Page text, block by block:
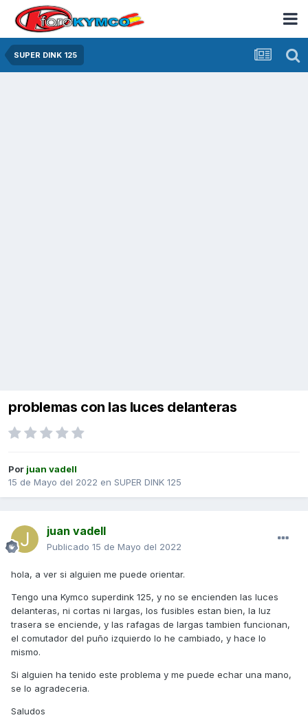
SUPER DINK 125
problemas con las luces delanteras
Por juan vadell
15 de Mayo del 2022 en SUPER DINK 125
juan vadell
Publicado 15 de Mayo del 2022
hola, a ver si alguien me puede orientar.
Tengo una Kymco superdink 125, y no se encienden las luces
delanteras, ni cortas ni largas, los fusibles estan bien, la luz
trasera se enciende, y las rafagas de largas tambien funcionan,
el comutador del puño izquierdo lo he cambiado, y hace lo
mismo.
Si alguien ha tenido este problema y me puede echar una mano,
se lo agradeceria.
Saludos